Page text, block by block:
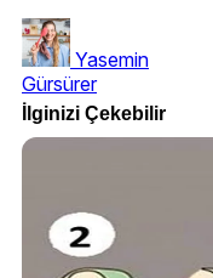
Yasemin
Gürsürer